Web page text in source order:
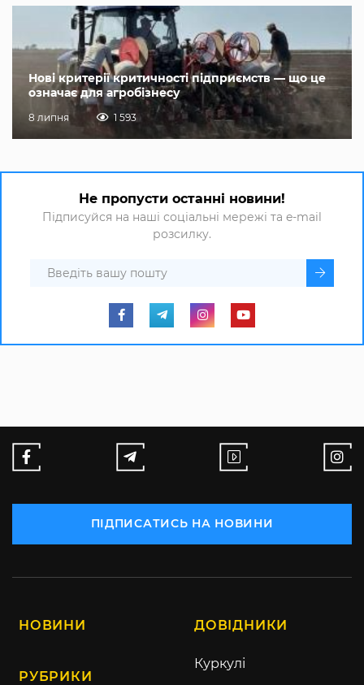
Нові критерії критичності підприємств — що це
означає для агробізнесу
8 липня 1 593
Не пропусти останні новини!
Підписуйся на наші соціальні мережі та e-mail
розсилку.
ПІДПИСАТИСЬ НА НОВИНИ
НОВИНИ
РУБРИКИ
ДОВІДНИКИ
Куркулі